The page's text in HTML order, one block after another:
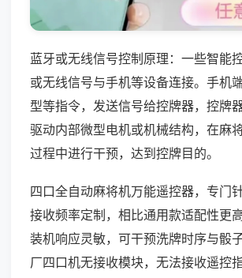
蓝牙或无线信号控制原理：一些智能
或无线信号与手机等设备连接。手机
型等指令，发送信号给控牌器，控牌
驱动内部微型电机或机械结构，在麻
过程中进行干预，达到控牌目的。
四口全自动麻将机万能遥控器，专门
接收频率定制，相比通用款适配性更
装机响应灵敏，可干预洗牌时序与骰
厂四口机无接收模块，无法接收遥控